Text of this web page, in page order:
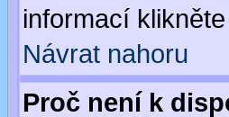
informací klikněte
Návrat nahoru
Proč není k